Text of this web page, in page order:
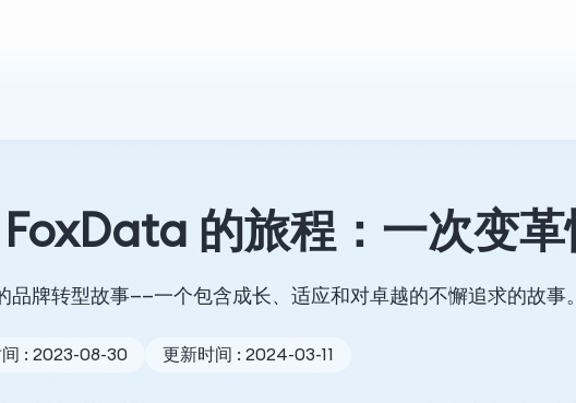
的旅程：一次变
牌转型故事——一个包含成长、适应和对卓越的不懈追求的故事。
: 2023-08-30 更新时间 : 2024-03-11